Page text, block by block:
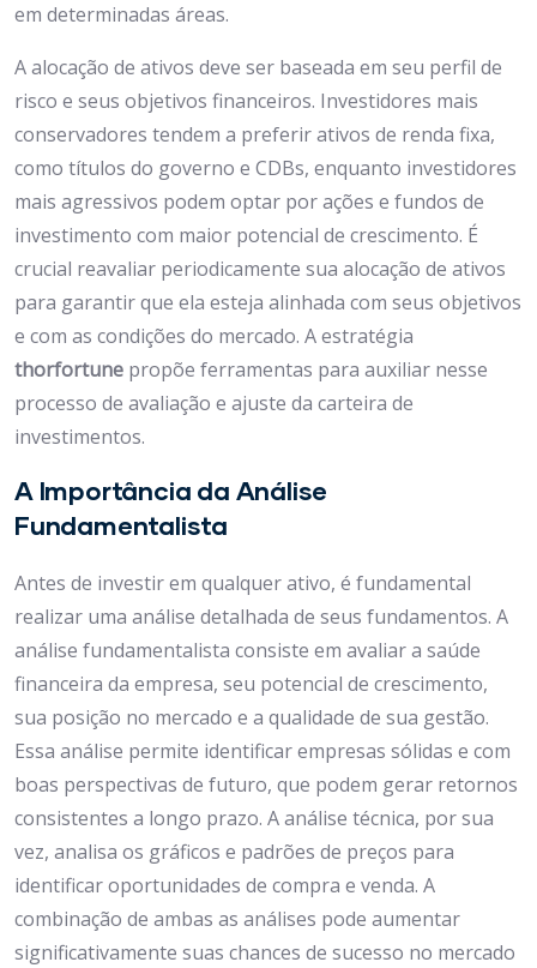
em determinadas áreas.
A alocação de ativos deve ser baseada em seu perfil de
risco e seus objetivos financeiros. Investidores mais
conservadores tendem a preferir ativos de renda fixa,
como títulos do governo e CDBs, enquanto investidores
mais agressivos podem optar por ações e fundos de
investimento com maior potencial de crescimento. É
crucial reavaliar periodicamente sua alocação de ativos
para garantir que ela esteja alinhada com seus objetivos
e com as condições do mercado. A estratégia
thorfortune propõe ferramentas para auxiliar nesse
processo de avaliação e ajuste da carteira de
investimentos.
A Importância da Análise
Fundamentalista
Antes de investir em qualquer ativo, é fundamental
realizar uma análise detalhada de seus fundamentos. A
análise fundamentalista consiste em avaliar a saúde
financeira da empresa, seu potencial de crescimento,
sua posição no mercado e a qualidade de sua gestão.
Essa análise permite identificar empresas sólidas e com
boas perspectivas de futuro, que podem gerar retornos
consistentes a longo prazo. A análise técnica, por sua
vez, analisa os gráficos e padrões de preços para
identificar oportunidades de compra e venda. A
combinação de ambas as análises pode aumentar
significativamente suas chances de sucesso no mercado